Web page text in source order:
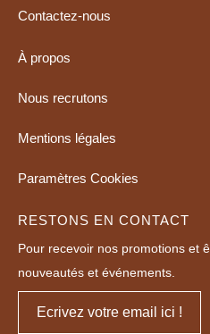
Contactez-nous
À propos
Nous recrutons
Mentions légales
Paramètres Cookies
RESTONS EN CONTACT
Pour recevoir nos promotions et
nouveautés et événements.
Ecrivez votre email ici !